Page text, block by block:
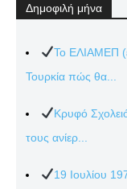
Δημοφιλή μήνα
Το ΕΛΙΑΜΕΠ
Τουρκία πώς θα...
Κρυφό
τους ανίερ...
19 Ιουλίου